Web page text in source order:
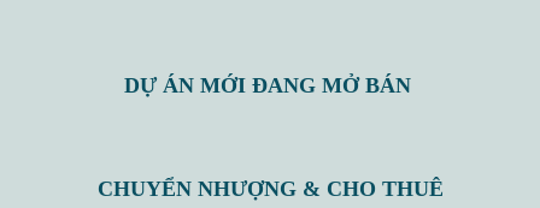
DỰ ÁN MỚI ĐANG MỞ BÁN
CHUYỂN NHƯỢNG & CHO THUÊ